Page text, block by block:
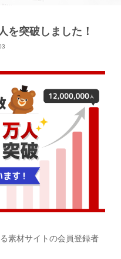
を突破しました！
素材サイトの会員登録者